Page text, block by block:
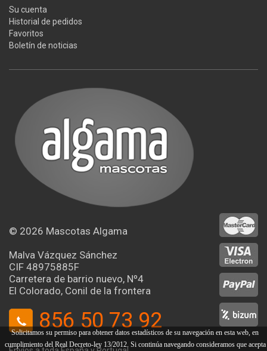
Su cuenta
Historial de pedidos
Favoritos
Boletín de noticias
© 2026 Mascotas Algama
Malva Vázquez Sánchez
CIF 48975885F
Carretera de barrio nuevo, Nº4
El Colorado, Conil de la frontera
856 50 73 92
Solicitamos su permiso para obtener datos estadísticos de su navegación en esta web, en
cumplimiento del Real Decreto-ley 13/2012. Si continúa navegando consideramos que acepta